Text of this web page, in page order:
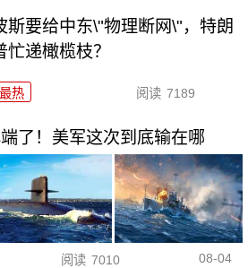
斯要给中东\"物理断网\"，特朗
忙递橄榄枝？
最热 阅读 7189
了！美军这次到底输在哪
阅读 7010 08-04